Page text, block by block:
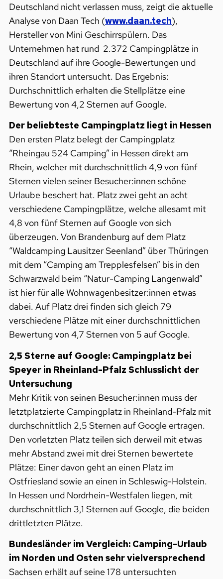
Deutschland nicht verlassen muss, zeigt die aktuelle
Analyse von Daan Tech (www.daan.tech),
Hersteller von Mini Geschirrspülern. Das
Unternehmen hat rund 2.372 Campingplätze in
Deutschland auf ihre Google-Bewertungen und
ihren Standort untersucht. Das Ergebnis:
Durchschnittlich erhalten die Stellplätze eine
Bewertung von 4,2 Sternen auf Google.
Der beliebteste Campingplatz liegt in Hessen
Den ersten Platz belegt der Campingplatz
“Rheingau 524 Camping” in Hessen direkt am
Rhein, welcher mit durchschnittlich 4,9 von fünf
Sternen vielen seiner Besucher:innen schöne
Urlaube beschert hat. Platz zwei geht an acht
verschiedene Campingplätze, welche allesamt mit
4,8 von fünf Sternen auf Google von sich
überzeugen. Von Brandenburg auf dem Platz
“Waldcamping Lausitzer Seenland” über Thüringen
mit dem “Camping am Trepplesfelsen” bis in den
Schwarzwald beim “Natur-Camping Langenwald”
ist hier für alle Wohnwagenbesitzer:innen etwas
dabei. Auf Platz drei finden sich gleich 79
verschiedene Plätze mit einer durchschnittlichen
Bewertung von 4,7 Sternen von 5 auf Google.
2,5 Sterne auf Google: Campingplatz bei
Speyer in Rheinland-Pfalz Schlusslicht der
Untersuchung
Mehr Kritik von seinen Besucher:innen muss der
letztplatzierte Campingplatz in Rheinland-Pfalz mit
durchschnittlich 2,5 Sternen auf Google ertragen.
Den vorletzten Platz teilen sich derweil mit etwas
mehr Abstand zwei mit drei Sternen bewertete
Plätze: Einer davon geht an einen Platz im
Ostfriesland sowie an einen in Schleswig-Holstein.
In Hessen und Nordrhein-Westfalen liegen, mit
durchschnittlich 3,1 Sternen auf Google, die beiden
drittletzten Plätze.
Bundesländer im Vergleich: Camping-Urlaub
im Norden und Osten sehr vielversprechend
Sachsen erhält auf seine 178 untersuchten